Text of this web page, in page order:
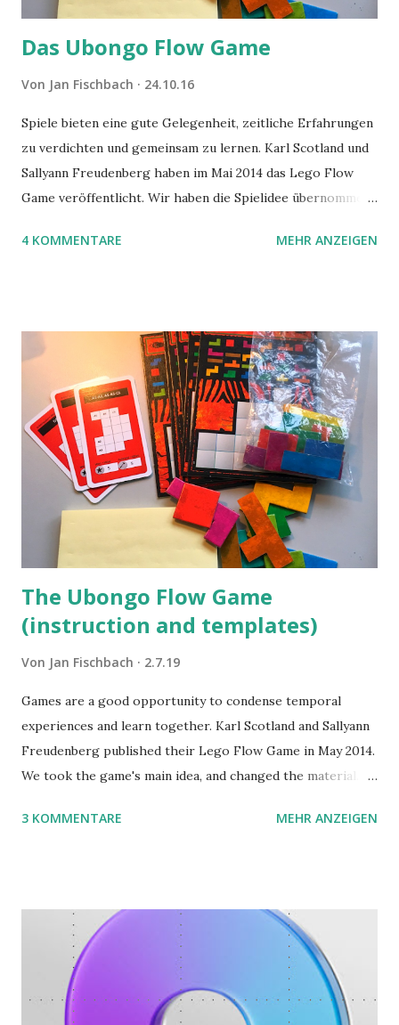
Das Ubongo Flow Game
Von Jan Fischbach 24.10.16
Spiele bieten eine gute Gelegenheit, zeitliche Erfahrungen
zu verdichten und gemeinsam zu lernen. Karl Scotland und
Sallyann Freudenberg haben im Mai 2014 das Lego Flow
Game veröffentlicht. Wir haben die Spielidee übernommen,
benutzen wir Material aus Grzegorz Rejchtmans Ubongo-
4 KOMMENTARE MEHR ANZEIGEN
The Ubongo Flow Game
(instruction and templates)
Von Jan Fischbach 2.7.19
Games are a good opportunity to condense temporal
experiences and learn together. Karl Scotland and Sallyann
Freudenberg published their Lego Flow Game in May 2014.
We took the game's main idea, and changed the material.
Rejchtman's Ubongo Game. These are the instructions of
3 KOMMENTARE MEHR ANZEIGEN